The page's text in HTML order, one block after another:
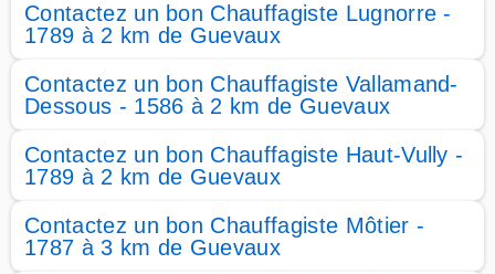
Contactez un bon Chauffagiste Lugnorre -
1789 à 2 km de Guevaux
Contactez un bon Chauffagiste Vallamand-
Dessous - 1586 à 2 km de Guevaux
Contactez un bon Chauffagiste Haut-Vully -
1789 à 2 km de Guevaux
Contactez un bon Chauffagiste Môtier -
1787 à 3 km de Guevaux